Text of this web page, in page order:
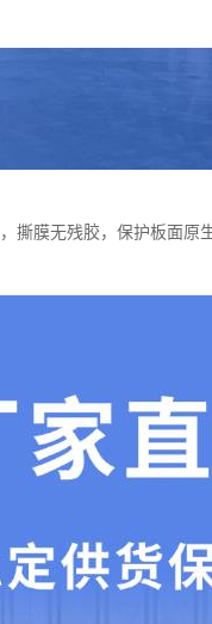
撕膜无残胶，保护板面原